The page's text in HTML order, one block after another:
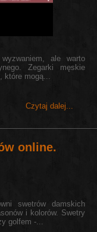
ale warto
Zegarki męskie
które mogą...
Czytaj dalej...
online.
swetrów damskich
i kolorów. Swetry
golfem -...